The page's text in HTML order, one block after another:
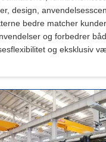
design,
bedre matcher
og forbedrer
og eksklusiv